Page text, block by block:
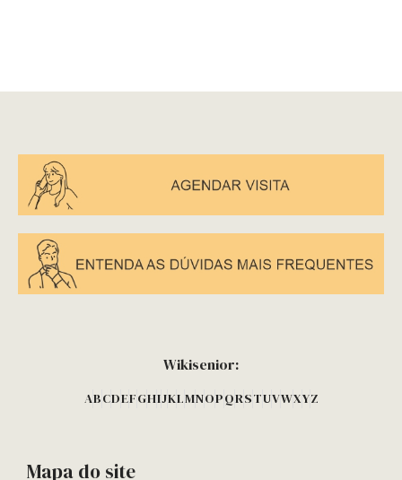
Wikisenior:
ABCDEFGHIJKLMNOPQRSTUVWXYZ
Mapa do site